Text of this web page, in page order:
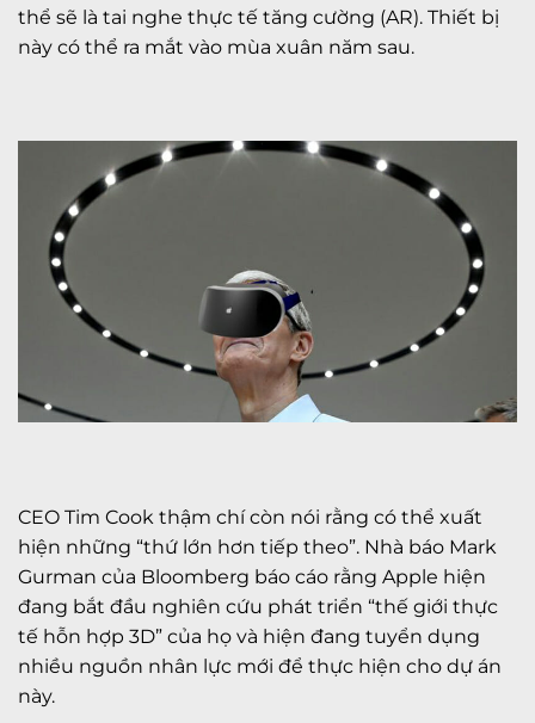
thể sẽ là tai nghe thực tế tăng cường (AR). Thiết bị
này có thể ra mắt vào mùa xuân năm sau.
CEO Tim Cook thậm chí còn nói rằng có thể xuất
hiện những “thứ lớn hơn tiếp theo”. Nhà báo Mark
Gurman của Bloomberg báo cáo rằng Apple hiện
đang bắt đầu nghiên cứu phát triển “thế giới thực
tế hỗn hợp 3D” của họ và hiện đang tuyển dụng
nhiều nguồn nhân lực mới để thực hiện cho dự án
này.